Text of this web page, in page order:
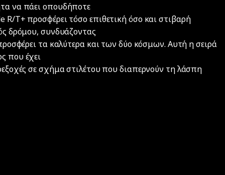
να πάει οπουδήποτε
R/T+ προσφέρει τόσο επιθετική όσο και στιβαρή
δρόμου, συνδυάζοντας
τα καλύτερα και των δύο κόσμων. Αυτή η σειρά
που έχει
σε σχήμα στιλέτου που διαπερνούν τη λάσπη